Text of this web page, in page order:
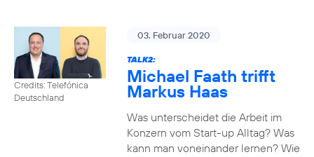
Credits: Telefónica
Deutschland
03. Februar 2020
TALK2:
Michael Faath trifft
Markus Haas
Was unterscheidet die Arbeit im
Konzern vom Start-up Alltag? Was
kann man voneinander lernen? Wie